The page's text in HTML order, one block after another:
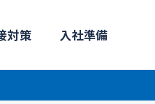
対策 入社準備